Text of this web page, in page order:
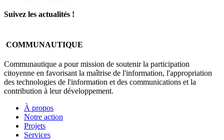
Suivez les actualités !
COMMUNAUTIQUE
Communautique a pour mission de soutenir la participation
citoyenne en favorisant la maîtrise de l'information, l'appropriation
des technologies de l'information et des communications et la
contribution à leur développement.
À propos
Notre action
Projets
Services